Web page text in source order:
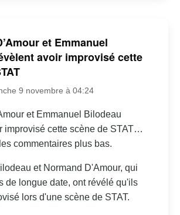
et Emmanuel
avoir improvisé cette
9 novembre à 04:24
et Emmanuel Bilodeau
improvisé cette scène de STAT…
commentaires plus bas.
et Normand D'Amour, qui
de longue date, ont révélé qu'ils
lors d'une scène de STAT.